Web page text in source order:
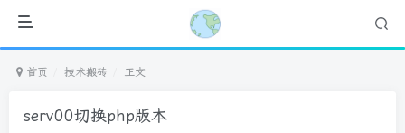
首页 技术搬砖 正文
serv00切换php版本